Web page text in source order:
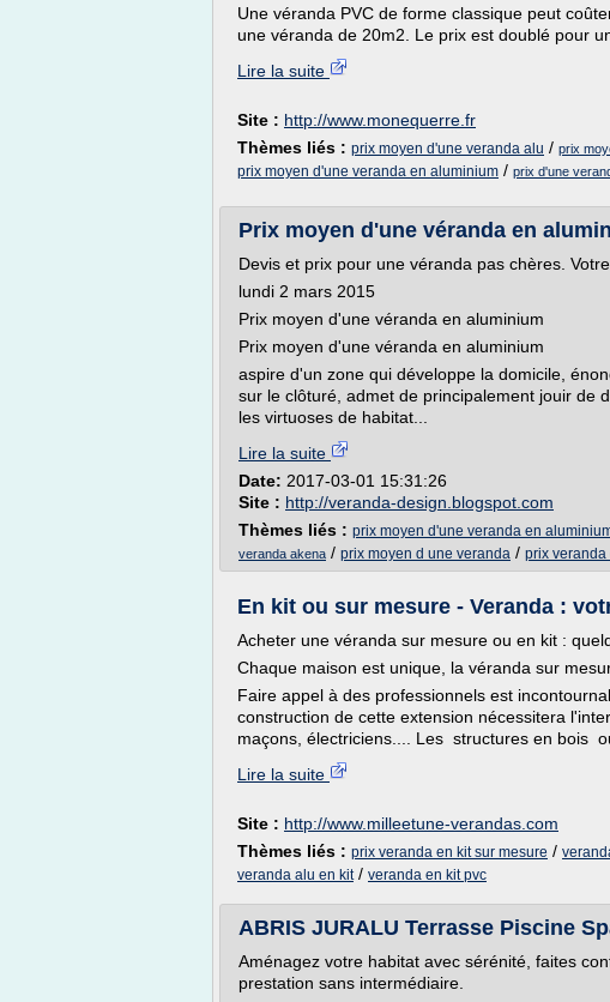
Une véranda PVC de forme classique peut
une véranda de 20m2. Le prix est doublé pour
Lire la suite
Site : http://www.monequerre.fr
Thèmes liés : prix moyen d'une veranda alu / prix
prix moyen d'une veranda en aluminium / prix d'une
Prix moyen d'une véranda en
Devis et prix pour une véranda pas chères.
lundi 2 mars 2015
Prix moyen d'une véranda en aluminium
Prix moyen d'une véranda en aluminium
aspire d'un zone qui développe la domicile,
sur le clôturé, admet de principalement jouir de
les virtuoses de habitat...
Lire la suite
Date: 2017-03-01 15:31:26
Site : http://veranda-design.blogspot.com
Thèmes liés : prix moyen d'une veranda en
veranda akena / prix moyen d une veranda / prix veranda
En kit ou sur mesure - Veranda :
Acheter une véranda sur mesure ou en kit :
Chaque maison est unique, la véranda sur
Faire appel à des professionnels est
construction de cette extension nécessitera
maçons, électriciens.... Les structures en bois
Lire la suite
Site : http://www.milleetune-verandas.com
Thèmes liés : prix veranda en kit sur mesure /
veranda alu en kit/ veranda en kit pvc
ABRIS JURALU Terrasse Piscine
Aménagez votre habitat avec sérénité, faites
prestation sans intermédiaire.